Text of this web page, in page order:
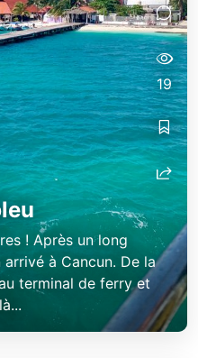
! Après un long
à Cancun. De la
terminal de ferry et
19